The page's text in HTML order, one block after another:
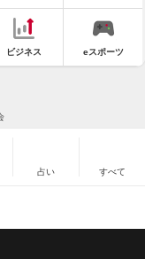
ビジネス eスポーツ
占い すべて